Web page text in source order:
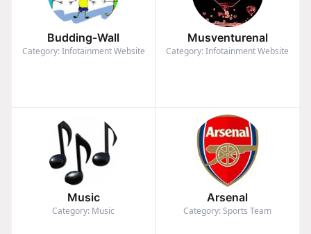
Budding-Wall
Category: Infotainment Website
Musventurenal
Category: Infotainment Website
Music
Category: Music
Arsenal
Category: Sports Team